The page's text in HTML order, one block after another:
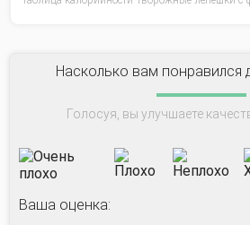
Насколько вам понравился
Голосуя, вы улучшаете
Ваша оценка: